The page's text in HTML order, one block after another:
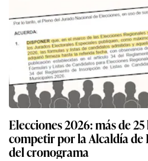
Elecciones 2026: más de
competir por la Alcaldía de
del cronograma